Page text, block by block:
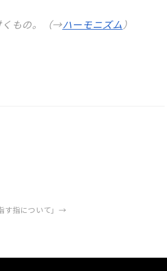
くもの。（→ハーモニズム ）
す指について」→